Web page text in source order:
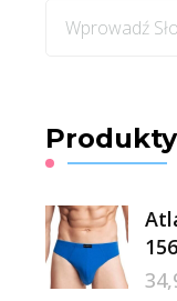
Szukasz
Produkty